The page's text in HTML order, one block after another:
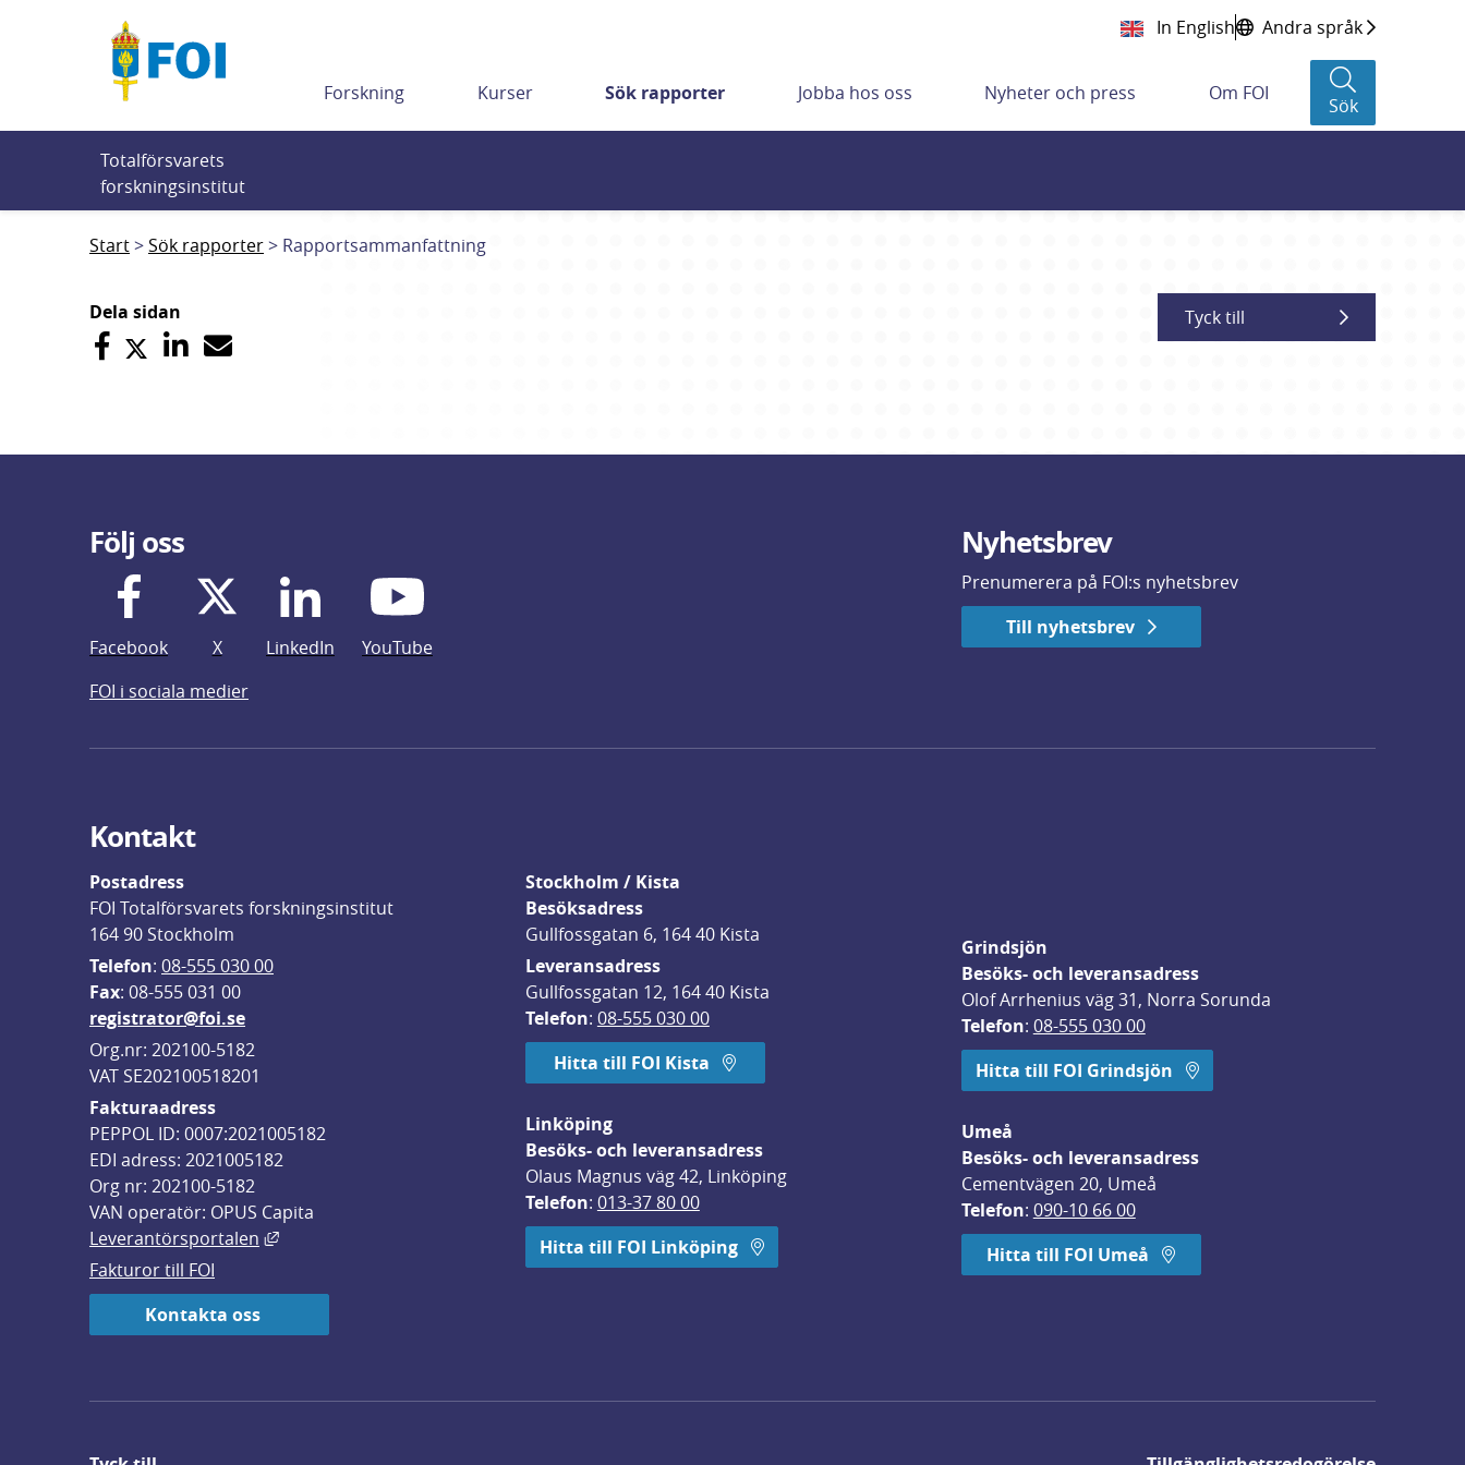
In English Andra språk
Forskning Kurser Sök rapporter Jobba hos oss Nyheter och press Om FOI
Sök
Totalförsvarets
forskningsinstitut
Start Sök rapporter Rapportsammanfattning
Dela sidan Tyck till
Följ oss
Facebook X LinkedIn
YouTube
FOI i sociala medier
Nyhetsbrev
Prenumerera på FOI:s nyhetsbrev
Till nyhetsbrev
Kontakt
Postadress
FOI Totalförsvarets forskningsinstitut
164 90 Stockholm
Telefon: 08-555 030 00
Fax: 08-555 031 00
registrator@foi.se
Org.nr: 202100-5182
VAT SE202100518201
Fakturaadress
PEPPOL ID: 0007:2021005182
EDI adress: 2021005182
Org nr: 202100-5182
VAN operatör: OPUS Capita
Leverantörsportalen
Länk till annan webbplats, öppnas i nytt fönster.
Fakturor till FOI
Kontakta oss
Stockholm / Kista
Besöksadress
Gullfossgatan 6, 164 40 Kista
Leveransadress
Gullfossgatan 12, 164 40 Kista
Telefon: 08-555 030 00
Hitta till FOI Kista
Linköping
Besöks- och leveransadress
Olaus Magnus väg 42, Linköping
Telefon: 013-37 80 00
Hitta till FOI Linköping
Grindsjön
Besöks- och leveransadress
Olof Arrhenius väg 31, Norra Sorunda
Telefon: 08-555 030 00
Hitta till FOI Grindsjön
Umeå
Besöks- och leveransadress
Cementvägen 20, Umeå
Telefon: 090-10 66 00
Hitta till FOI Umeå